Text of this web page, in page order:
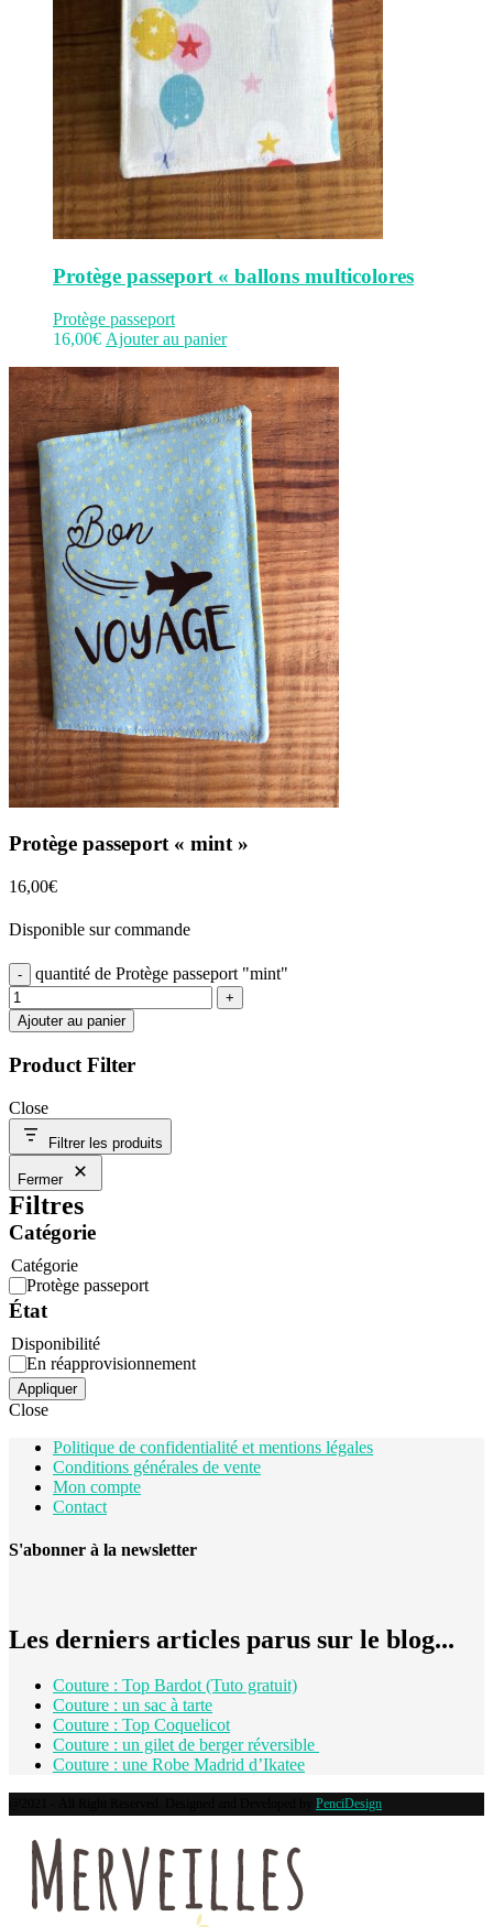
Protège passeport « ballons multicolores
Protège passeport
16,00€ Ajouter au panier
Protège passeport « mint »
16,00€
Disponible sur commande
quantité de Protège passeport "mint"
Ajouter au panier
Product Filter
Close
Filtrer les produits
Fermer
Filtres
Catégorie
Catégorie
Protège passeport
État
Disponibilité
En réapprovisionnement
Appliquer
Close
Politique de confidentialité et mentions légales
Conditions générales de vente
Mon compte
Contact
S'abonner à la newsletter
Les derniers articles parus sur le blog...
Couture : Top Bardot (Tuto gratuit)
Couture : un sac à tarte
Couture : Top Coquelicot
Couture : un gilet de berger réversible
Couture : une Robe Madrid d’Ikatee
PenciDesign